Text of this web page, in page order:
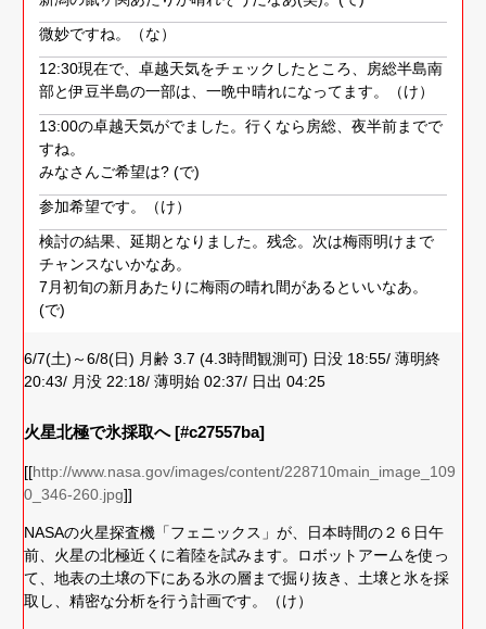
微妙ですね。（な）
12:30現在で、卓越天気をチェックしたところ、房総半島南
部と伊豆半島の一部は、一晩中晴れになってます。（け）
13:00の卓越天気がでました。行くなら房総、夜半前までで
すね。
みなさんご希望は? (で)
参加希望です。（け）
検討の結果、延期となりました。残念。次は梅雨明けまで
チャンスないかなあ。
7月初旬の新月あたりに梅雨の晴れ間があるといいなあ。
(で)
6/7(土)～6/8(日) 月齢 3.7 (4.3時間観測可) 日没 18:55/ 薄明終
20:43/ 月没 22:18/ 薄明始 02:37/ 日出 04:25
火星北極で氷採取へ [#c27557ba]
[[http://www.nasa.gov/images/content/228710main_image_109
0_346-260.jpg]]
NASAの火星探査機「フェニックス」が、日本時間の２６日午
前、火星の北極近くに着陸を試みます。ロボットアームを使っ
て、地表の土壌の下にある氷の層まで掘り抜き、土壌と氷を採
取し、精密な分析を行う計画です。（け）